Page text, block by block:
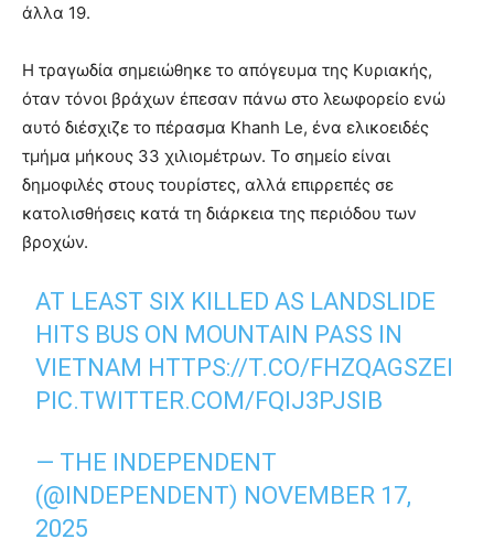
άλλα 19.
Η τραγωδία σημειώθηκε το απόγευμα της Κυριακής,
όταν τόνοι βράχων έπεσαν πάνω στο λεωφορείο ενώ
αυτό διέσχιζε το πέρασμα Khanh Le, ένα ελικοειδές
τμήμα μήκους 33 χιλιομέτρων. Το σημείο είναι
δημοφιλές στους τουρίστες, αλλά επιρρεπές σε
κατολισθήσεις κατά τη διάρκεια της περιόδου των
βροχών.
AT LEAST SIX KILLED AS LANDSLIDE
HITS BUS ON MOUNTAIN PASS IN
VIETNAM HTTPS://T.CO/FHZQAGSZEI
PIC.TWITTER.COM/FQIJ3PJSIB
— THE INDEPENDENT
(@INDEPENDENT) NOVEMBER 17,
2025